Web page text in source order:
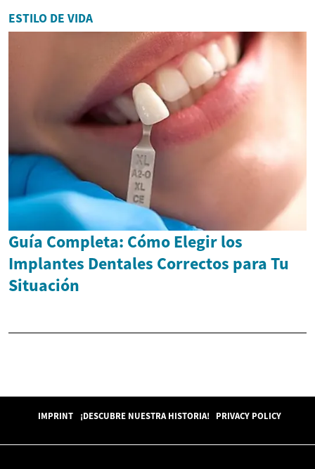
ESTILO DE VIDA
Guía Completa: Cómo Elegir los
Implantes Dentales Correctos para Tu
Situación
IMPRINT ¡DESCUBRE NUESTRA HISTORIA! PRIVACY POLICY